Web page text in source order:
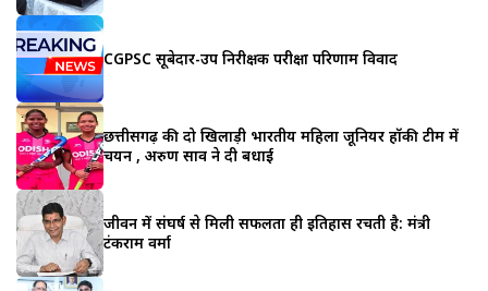
CGPSC सूबेदार-उप निरीक्षक परीक्षा परिणाम विवाद
छत्तीसगढ़ की दो खिलाड़ी भारतीय महिला जूनियर हॉकी टीम में
चयन , अरुण साव ने दी बधाई
जीवन में संघर्ष से मिली सफलता ही इतिहास रचती है: मंत्री
टंकराम वर्मा